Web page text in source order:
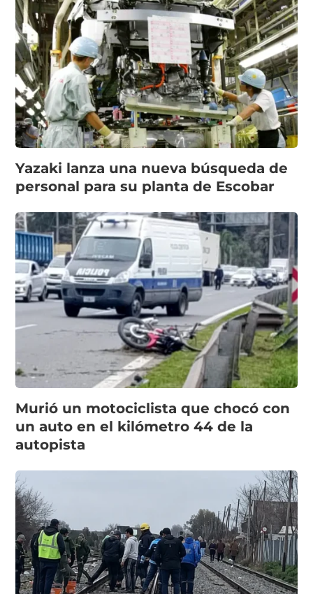
Yazaki lanza una nueva búsqueda de
personal para su planta de Escobar
Murió un motociclista que chocó con
un auto en el kilómetro 44 de la
autopista